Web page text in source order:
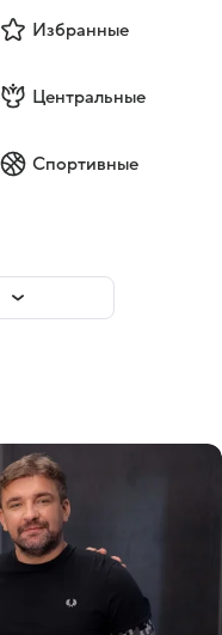
Избранные
Центральные
Спортивные